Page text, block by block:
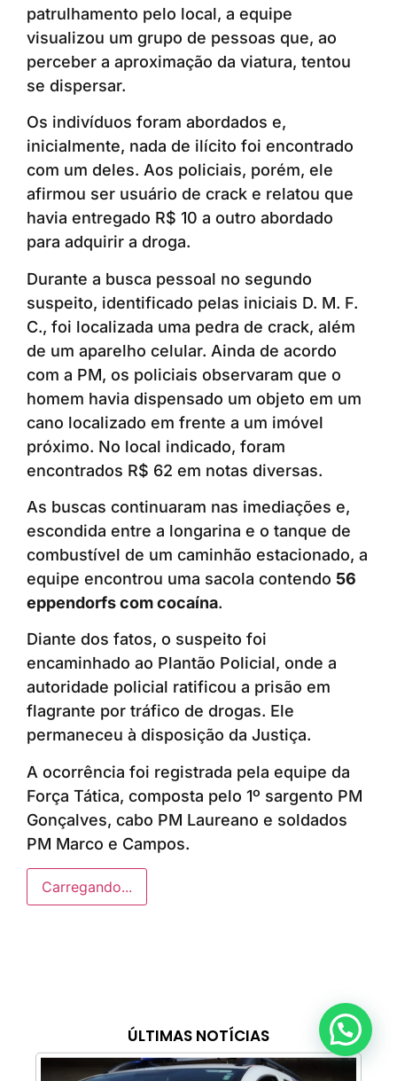
ÚLTIMAS NOTÍCIAS
patrulhamento pelo local, a equipe
visualizou um grupo de pessoas que, ao
perceber a aproximação da viatura, tentou
se dispersar.
Os indivíduos foram abordados e,
inicialmente, nada de ilícito foi encontrado
com um deles. Aos policiais, porém, ele
afirmou ser usuário de crack e relatou que
havia entregado R$ 10 a outro abordado
para adquirir a droga.
Durante a busca pessoal no segundo
suspeito, identificado pelas iniciais D. M. F.
C., foi localizada uma pedra de crack, além
de um aparelho celular. Ainda de acordo
com a PM, os policiais observaram que o
homem havia dispensado um objeto em um
cano localizado em frente a um imóvel
próximo. No local indicado, foram
encontrados R$ 62 em notas diversas.
As buscas continuaram nas imediações e,
escondida entre a longarina e o tanque de
combustível de um caminhão estacionado, a
equipe encontrou uma sacola contendo 56
eppendorfs com cocaína.
Diante dos fatos, o suspeito foi
encaminhado ao Plantão Policial, onde a
autoridade policial ratificou a prisão em
flagrante por tráfico de drogas. Ele
permaneceu à disposição da Justiça.
A ocorrência foi registrada pela equipe da
Força Tática, composta pelo 1º sargento PM
Gonçalves, cabo PM Laureano e soldados
PM Marco e Campos.
Carregando...
Anunciar ou recomendar matéria